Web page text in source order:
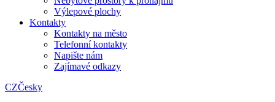
Výlepové plochy
Kontakty
Kontakty na město
Telefonní kontakty
Napište nám
Zajímavé odkazy
CZČesky